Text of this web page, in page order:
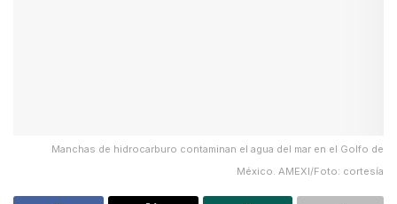
Manchas de hidrocarburo contaminan el agua del mar en el Golfo de
México. AMEXI/Foto: cortesía